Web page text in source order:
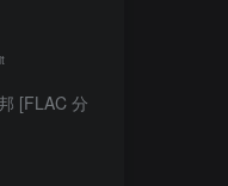
[FLAC 分